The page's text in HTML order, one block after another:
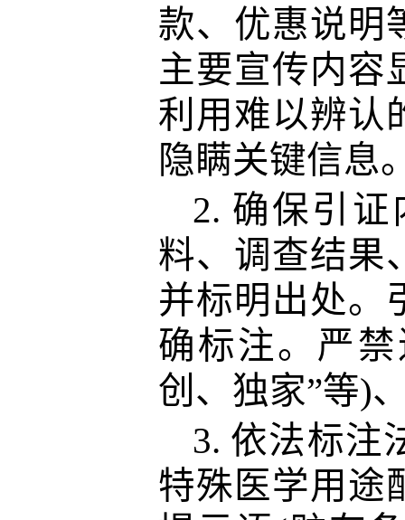
款、优惠说明
主要宣传内容
利用难以辨认
隐瞒关键信息
2. 确保引证
料、调查结果
并标明出处。
确标注。严
创、独家”等)
3. 依法标注
特殊医学用途